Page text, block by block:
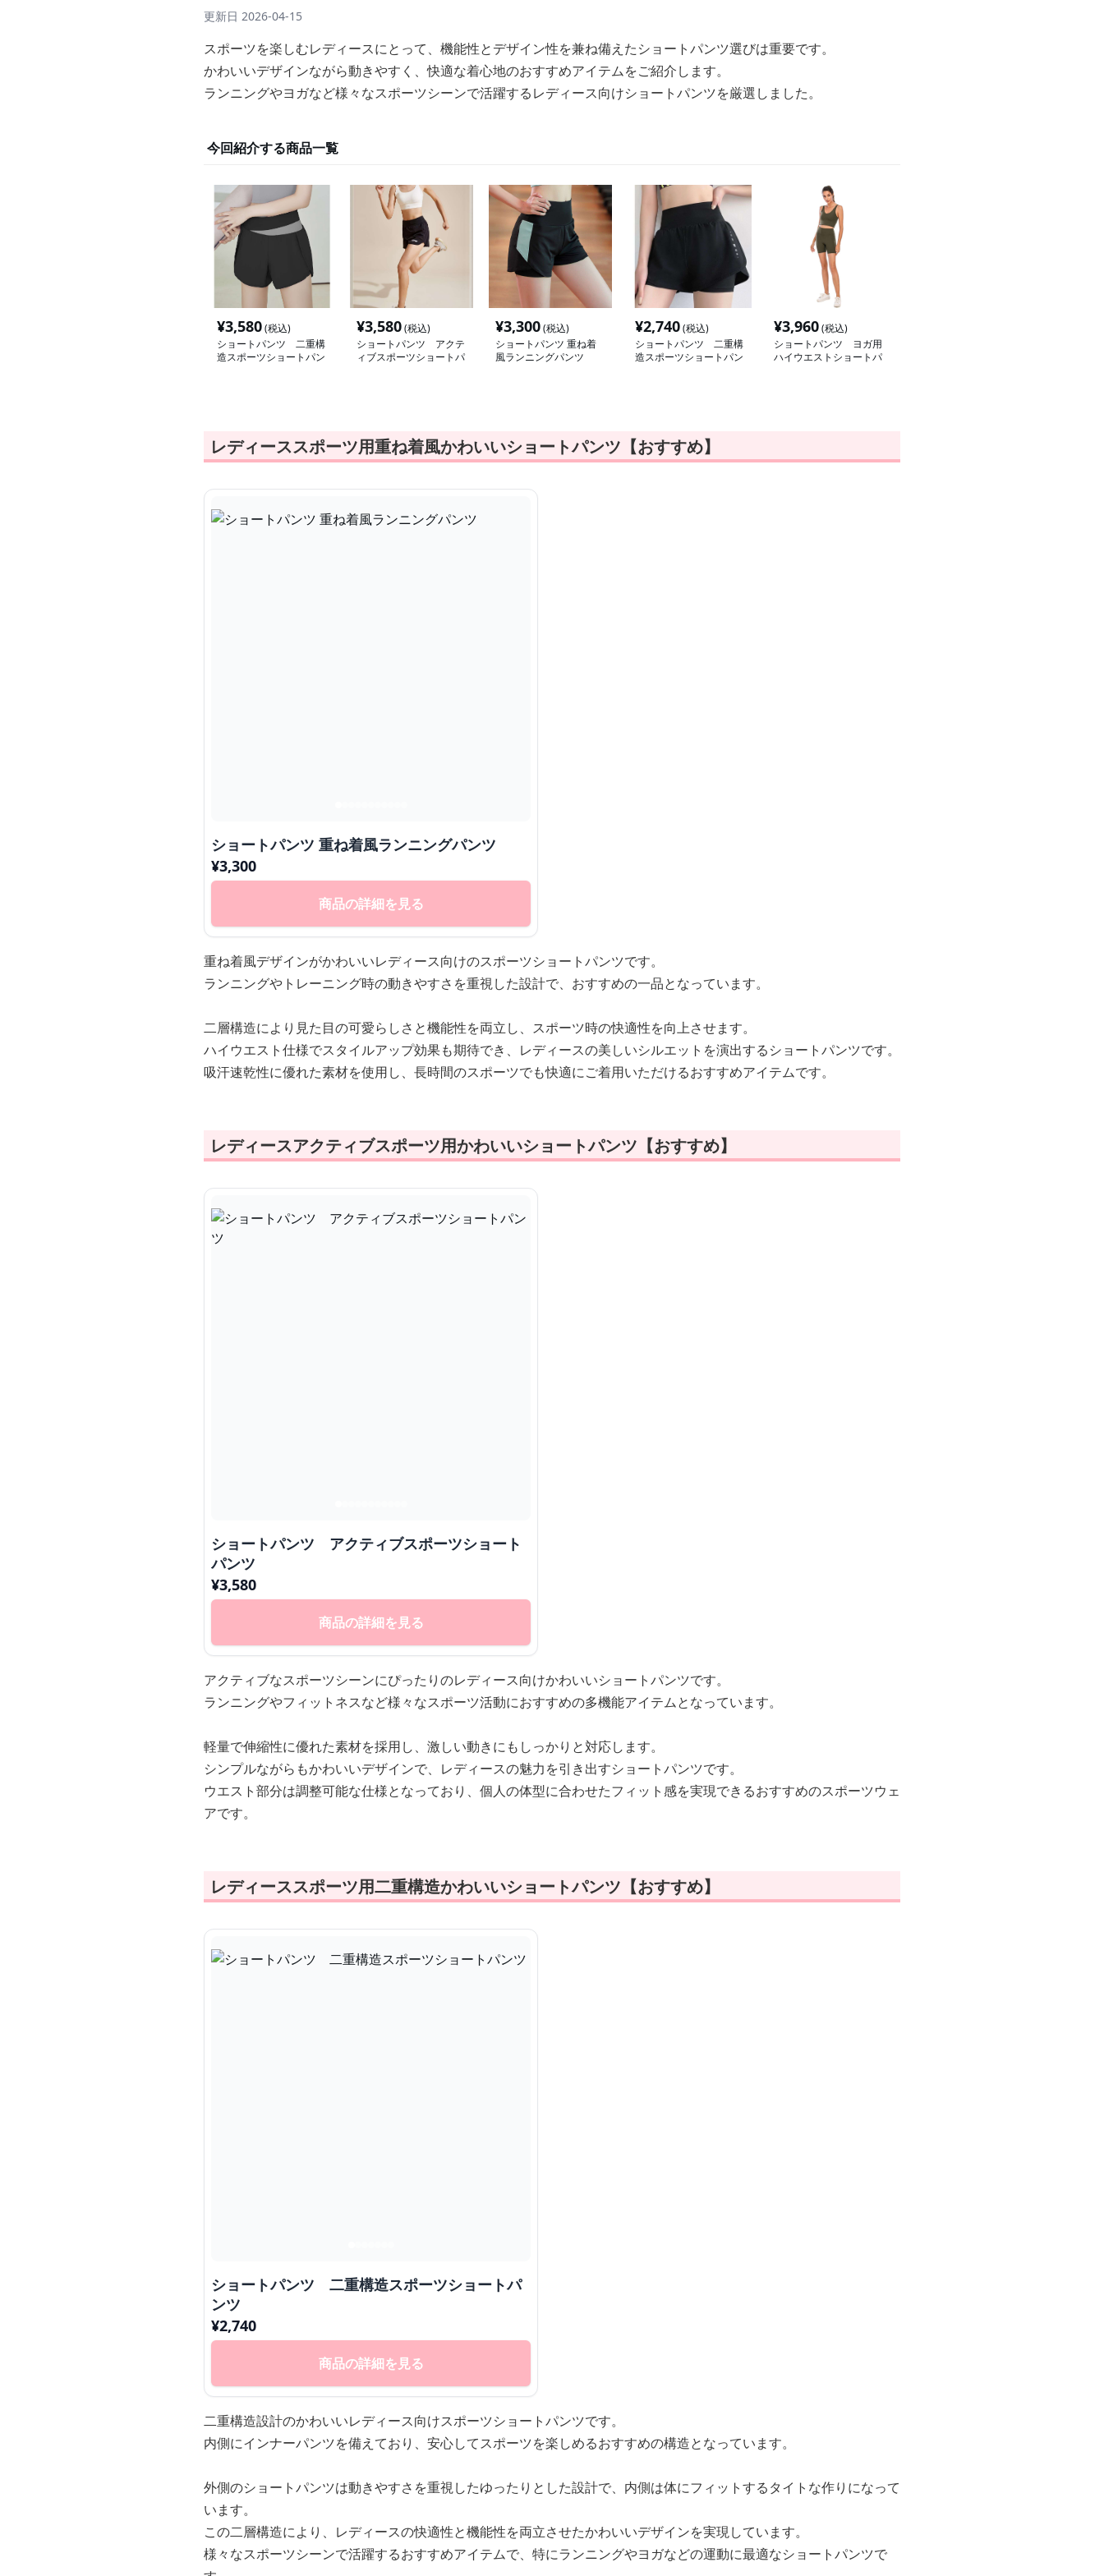
更新日 2026-04-15
スポーツを楽しむレディースにとって、機能性とデザイン性を兼ね備えたショートパンツ選びは重要です。
かわいいデザインながら動きやすく、快適な着心地のおすすめアイテムをご紹介します。
ランニングやヨガなど様々なスポーツシーンで活躍するレディース向けショートパンツを厳選しました。
今回紹介する商品一覧
¥3,580(税込)
ショートパンツ 二重構
造スポーツショートパン
¥3,580(税込)
ショートパンツ アクテ
ィブスポーツショートパ
¥3,300(税込)
ショートパンツ 重ね着
風ランニングパンツ
¥2,740(税込)
ショートパンツ 二重構
造スポーツショートパン
¥3,960(税込)
ショートパンツ ヨガ用
ハイウエストショートパ
レディーススポーツ用重ね着風かわいいショートパンツ【おすすめ】
ショートパンツ 重ね着風ランニングパンツ
¥3,300
商品の詳細を見る
重ね着風デザインがかわいいレディース向けのスポーツショートパンツです。
ランニングやトレーニング時の動きやすさを重視した設計で、おすすめの一品となっています。
二層構造により見た目の可愛らしさと機能性を両立し、スポーツ時の快適性を向上させます。
ハイウエスト仕様でスタイルアップ効果も期待でき、レディースの美しいシルエットを演出するショートパンツです。
吸汗速乾性に優れた素材を使用し、長時間のスポーツでも快適にご着用いただけるおすすめアイテムです。
レディースアクティブスポーツ用かわいいショートパンツ【おすすめ】
ショートパンツ アクティブスポーツショート
パンツ
¥3,580
商品の詳細を見る
アクティブなスポーツシーンにぴったりのレディース向けかわいいショートパンツです。
ランニングやフィットネスなど様々なスポーツ活動におすすめの多機能アイテムとなっています。
軽量で伸縮性に優れた素材を採用し、激しい動きにもしっかりと対応します。
シンプルながらもかわいいデザインで、レディースの魅力を引き出すショートパンツです。
ウエスト部分は調整可能な仕様となっており、個人の体型に合わせたフィット感を実現できるおすすめのスポーツウェ
アです。
レディーススポーツ用二重構造かわいいショートパンツ【おすすめ】
ショートパンツ 二重構造スポーツショートパ
ンツ
¥2,740
商品の詳細を見る
二重構造設計のかわいいレディース向けスポーツショートパンツです。
内側にインナーパンツを備えており、安心してスポーツを楽しめるおすすめの構造となっています。
外側のショートパンツは動きやすさを重視したゆったりとした設計で、内側は体にフィットするタイトな作りになって
います。
この二層構造により、レディースの快適性と機能性を両立させたかわいいデザインを実現しています。
様々なスポーツシーンで活躍するおすすめアイテムで、特にランニングやヨガなどの運動に最適なショートパンツで